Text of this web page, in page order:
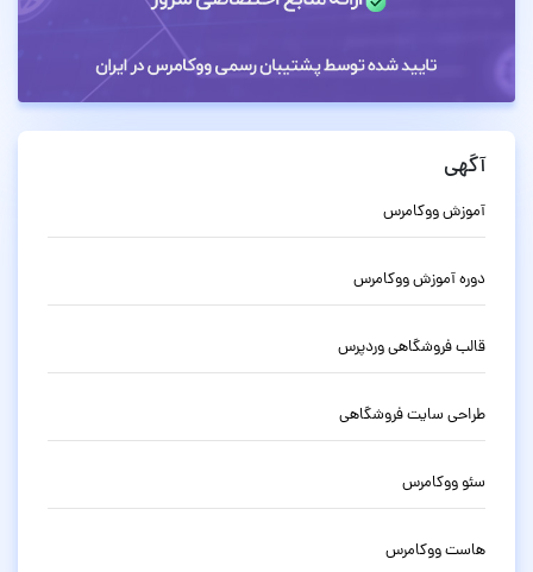
آگهی
آموزش ووکامرس
دوره آموزش ووکامرس
قالب فروشگاهی وردپرس
طراحی سایت فروشگاهی
سئو ووکامرس
هاست ووکامرس